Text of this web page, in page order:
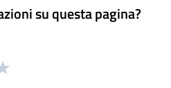
su questa pagina?